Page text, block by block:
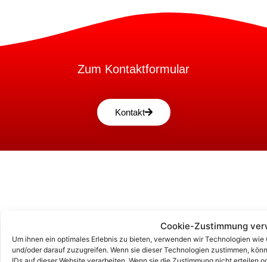
Cookie-Zustimmung
Um ihnen ein optimales Erlebnis zu bieten, verwenden wir Technologien
und/oder darauf zuzugreifen. Wenn sie dieser Technologien zustimmen,
IDs auf dieser Website verarbeiten. Wenn sie die Zustimmung nicht erteilen
Zum Kontaktformular
Kontakt